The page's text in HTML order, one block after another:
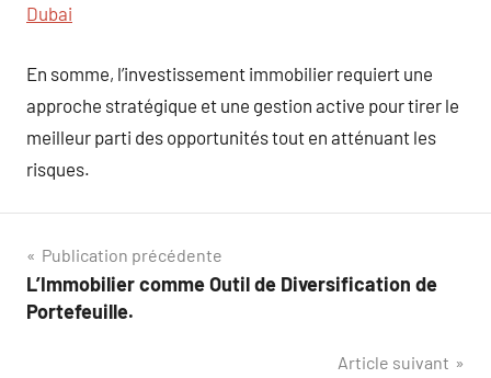
Dubai
En somme, l’investissement immobilier requiert une
approche stratégique et une gestion active pour tirer le
meilleur parti des opportunités tout en atténuant les
risques.
Navigation
de
Publication précédente
L’Immobilier comme Outil de Diversification de
Portefeuille.
Article suivant